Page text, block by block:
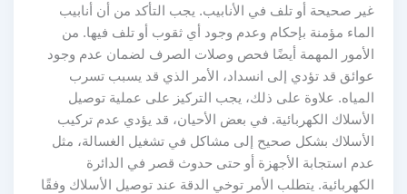
غير صحيحة أو تلف في الأنابيب. يجب التأكد من أن أنابيب
الماء مؤمنة بإحكام وعدم وجود أي ثقوب أو تلف فيها. من
الأمور المهمة أيضًا فحص وصلات الصرف لضمان عدم وجود
عوائق قد تؤدي إلى انسداد، الأمر الذي قد يسبب تسرب
المياه. علاوة على ذلك، يجب التركيز على عملية توصيل
الأسلاك الكهربائية. في بعض الأحيان، قد يؤدي عدم تركيب
الأسلاك بشكل صحيح إلى مشاكل في تشغيل الغسالة، مثل
عدم استجابة الأجهزة أو حتى حدوث قصر في الدائرة
الكهربائية. يتطلب الأمر توخي الدقة عند توصيل الأسلاك وفقًا